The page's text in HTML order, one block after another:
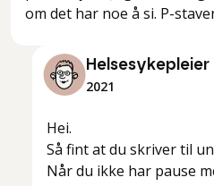
om det har noe å si. P-
Helsesykepleier
2021
Hei.
Så fint at du skriver til
Når du ikke har pause